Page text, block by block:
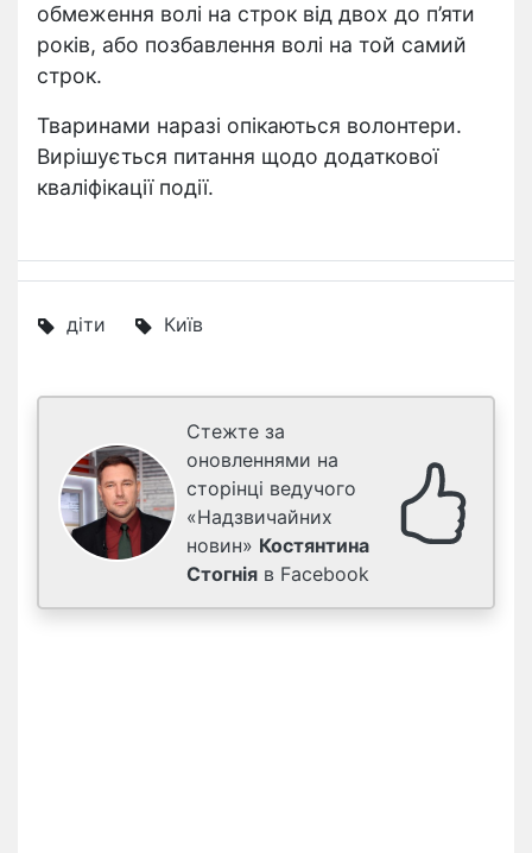
обмеження волі на строк від двох до п’яти
років, або позбавлення волі на той самий
строк.
Тваринами наразі опікаються волонтери.
Вирішується питання щодо додаткової
кваліфікації події.
діти Київ
Стежте за
оновленнями на
сторінці ведучого
«Надзвичайних
новин» Костянтина
Стогнія в Facebook